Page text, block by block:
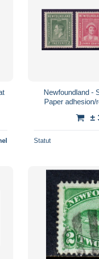
Newfoundland -
Paper adhesion/
±
Statut